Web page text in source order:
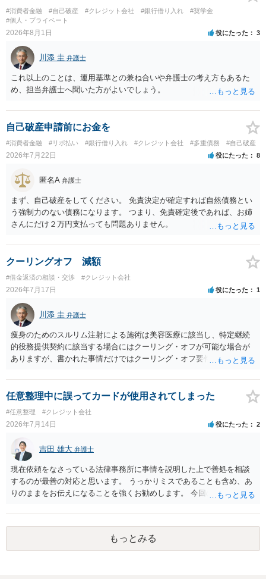
#消費者金融 #自己破産 #クレジット会社 #銀行借り入れ
#奨学金
#個人・プライベート
2026年8月1日 役にたった 3
川添 圭 弁護士
これ以上のことは、運用基準との兼ね合いや弁護士の考え方もあるた
め、担当弁護士へ聞いた方がよいでしょう。
自己破産申請前にお金を
#消費者金融 #リボ払い #銀行借り入れ #クレジット会社 #多重債務 #自己破産
2026年7月22日 役にたった 8
匿名A 弁護士
まず、自己破産をしてください。 免責決定が確定すれば自然債務とい
う強制力のない債務になります。 つまり、免責確定後であれば、お姉
さんにだけ２万円支払っても問題ありません。
クーリングオフ 減額
#借金返済の相談・交渉 #クレジット会社
2026年7月17日 役にたった 1
川添 圭 弁護士
痩身のためのスルリム注射による施術は美容医療に該当し、特定継続
的役務提供契約に該当する場合にはクーリング・オフが可能な場合が
ありますが、書かれた事情だけではクーリング・オフ要件を満たして
か）が不明です。仮に特定継続的役務提供契約に該当する場合には、
クーリング・オフができない場合でも中途解約は可能ですが、この点
も含めて、最寄りの消費生活センターで詳しい資料をもとに相談して
いただいた方がよいでしょう。
任意整理中に誤ってカードが使用されてしまった
#任意整理 #クレジット会社
2026年7月14日 役にたった 2
吉田 雄大 弁護士
現在依頼をなさっている法律事務所に事情を説明した上で善処を相談
するのが最善の対応と思います。 うっかりミスであることも含め、あ
りのままをお伝えになることを強くお勧めします。 今回のできごとだ
早ければ早いほどいいのは間違いありません。 ご健闘をお祈りいたし
ます。
もっとみる